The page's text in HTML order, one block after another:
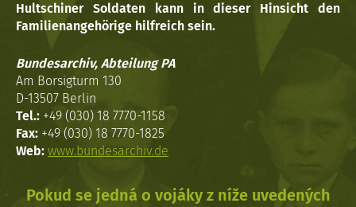
Hultschiner Soldaten kann in dieser Hinsicht den
Familienangehörige hilfreich sein.
Bundesarchiv, Abteilung PA
Am Borsigturm 130
D-13507 Berlin
Tel.: +49 (030) 18 7770-1158
Fax: +49 (030) 18 7770-1825
Web: www.bundesarchiv.de
Pokud se jedná o vojáky z níže uvedených